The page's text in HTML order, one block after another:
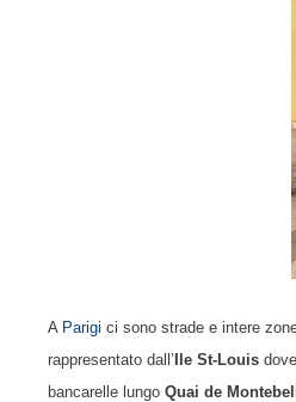
A Parigi ci sono strade e intere
rappresentato dall’ Ile St-Louis
bancarelle lungo Quai de